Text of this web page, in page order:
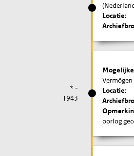
Locatie:
* -
1943
Locatie:
oorlog